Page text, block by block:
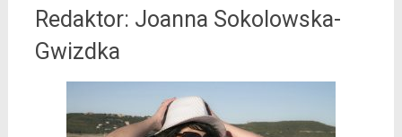
Redaktor: Joanna Sokolowska-
Gwizdka